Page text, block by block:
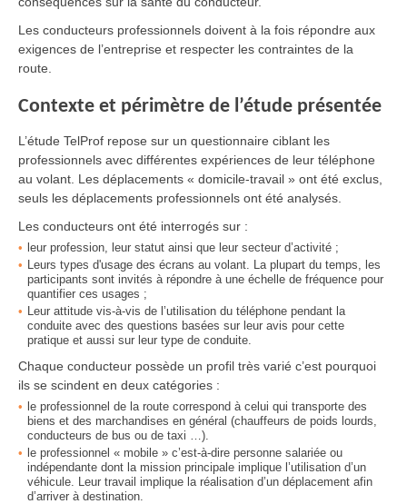
Les conducteurs professionnels doivent à la fois répondre aux
exigences de l’entreprise et respecter les contraintes de la
route.
Contexte et périmètre de l’étude présentée
L’étude TelProf repose sur un questionnaire ciblant les
professionnels avec différentes expériences de leur téléphone
au volant. Les déplacements « domicile-travail » ont été exclus,
seuls les déplacements professionnels ont été analysés.
Les conducteurs ont été interrogés sur :
leur profession, leur statut ainsi que leur secteur d’activité ;
Leurs types d'usage des écrans au volant. La plupart du temps, les
participants sont invités à répondre à une échelle de fréquence pour
quantifier ces usages ;
Leur attitude vis-à-vis de l’utilisation du téléphone pendant la
conduite avec des questions basées sur leur avis pour cette
pratique et aussi sur leur type de conduite.
Chaque conducteur possède un profil très varié c’est pourquoi
ils se scindent en deux catégories :
le professionnel de la route correspond à celui qui transporte des
biens et des marchandises en général (chauffeurs de poids lourds,
conducteurs de bus ou de taxi …).
le professionnel « mobile » c’est-à-dire personne salariée ou
indépendante dont la mission principale implique l’utilisation d’un
véhicule. Leur travail implique la réalisation d’un déplacement afin
d’arriver à destination.